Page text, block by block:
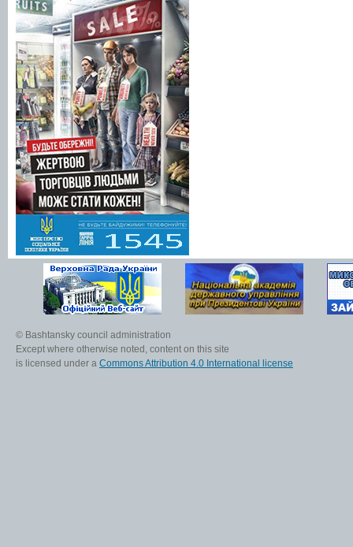
© Bashtansky council administration
Except where otherwise noted, content on this site
is licensed under a Commons Attribution 4.0 International license